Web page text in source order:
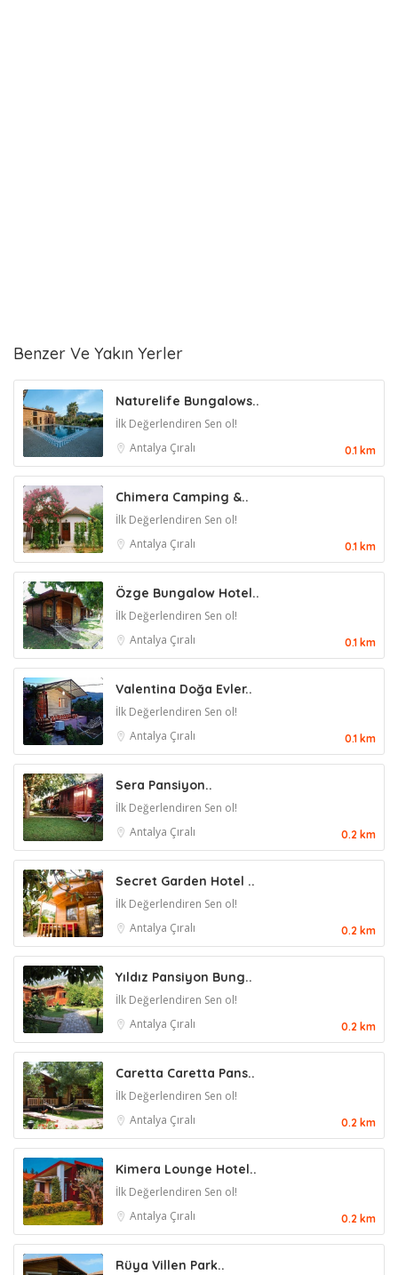
Benzer Ve Yakın Yerler
Naturelife Bungalows..
İlk Değerlendiren Sen ol!
Antalya Çıralı 0.1 km
Chimera Camping &..
İlk Değerlendiren Sen ol!
Antalya Çıralı 0.1 km
Özge Bungalow Hotel..
İlk Değerlendiren Sen ol!
Antalya Çıralı 0.1 km
Valentina Doğa Evler..
İlk Değerlendiren Sen ol!
Antalya Çıralı 0.1 km
Sera Pansiyon..
İlk Değerlendiren Sen ol!
Antalya Çıralı 0.2 km
Secret Garden Hotel ..
İlk Değerlendiren Sen ol!
Antalya Çıralı 0.2 km
Yıldız Pansiyon Bung..
İlk Değerlendiren Sen ol!
Antalya Çıralı 0.2 km
Caretta Caretta Pans..
İlk Değerlendiren Sen ol!
Antalya Çıralı 0.2 km
Kimera Lounge Hotel..
İlk Değerlendiren Sen ol!
Antalya Çıralı 0.2 km
Rüya Villen Park..